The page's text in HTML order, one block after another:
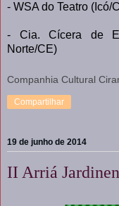
- WSA do Teatro (Icó/
- Cia. Cícera de
Norte/CE)
Companhia Cultural
Compartilhar
19 de junho de 2014
II Arriá